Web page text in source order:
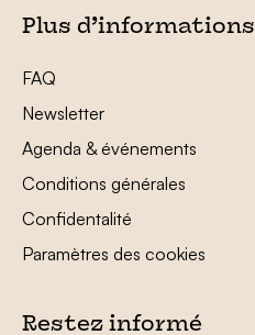
Plus d’informations
FAQ
Newsletter
Agenda & événements
Conditions générales
Confidentalité
Paramètres des cookies
Restez informé